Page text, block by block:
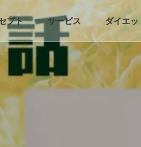
プト サービス ダイエッ